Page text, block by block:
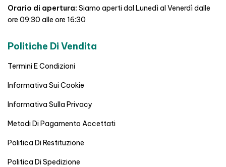
Orario di apertura: Siamo aperti dal Lunedì al Venerdì dalle
ore 09:30 alle ore 16:30
Politiche Di Vendita
Termini E Condizioni
Informativa Sui Cookie
Informativa Sulla Privacy
Metodi Di Pagamento Accettati
Politica Di Restituzione
Politica Di Spedizione